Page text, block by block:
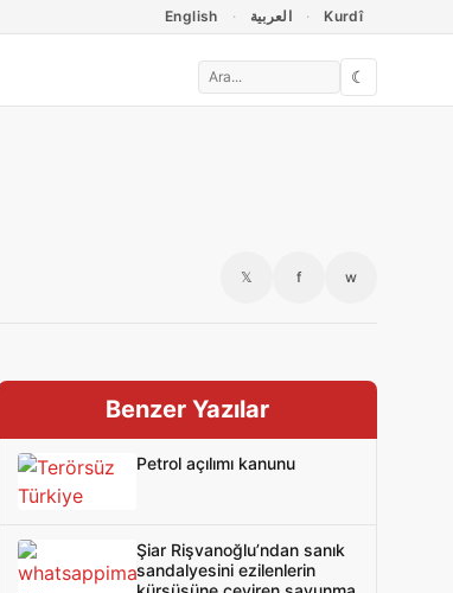
English العربية Kurdî
☾
𝕏 f w
Benzer Yazılar
Petrol açılımı kanunu
Şiar Rişvanoğlu’ndan sanık
sandalyesini ezilenlerin